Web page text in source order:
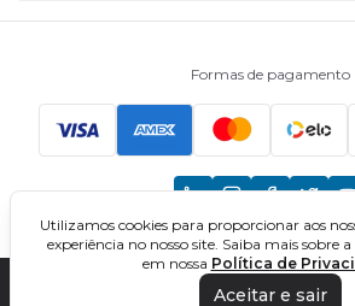
Principais Concursos
CNU
TCU
Formas de pagamento
DIREÇÃO CONCURSOS - CURSOS ONLINE PARA
Utilizamos cookies para proporcionar aos
experiência no nosso site. Saiba mais sobre
em nossa Política de
Aceitar e sair